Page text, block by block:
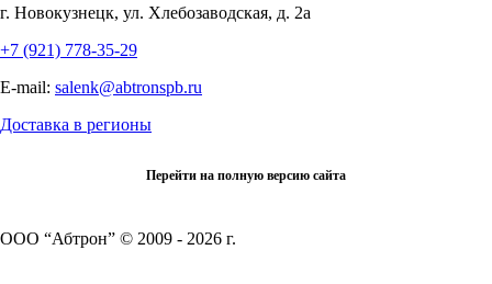
г. Новокузнецк, ул. Хлебозаводская, д. 2а
+7 (921) 778-35-29
E-mail: salenk@abtronspb.ru
Доставка в регионы
Перейти на полную версию сайта
ООО “Абтрон” © 2009 - 2026 г.